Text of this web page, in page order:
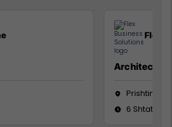
Flex
Architect
Prishtinë
6 Shtator